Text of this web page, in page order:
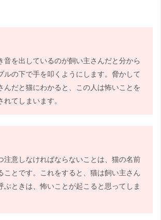
音を出しているのが飼い主さんだと分から
ルの下で手を叩くようにします。脅かして
んだと猫にわかると、この人は怖いことを
てしまいます。
注意しなければならないことは、猫の名前
ことです。これをすると、猫は飼い主さん
ぶときは、怖いことが起こると思ってしま